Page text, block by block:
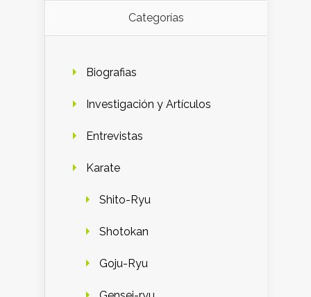
Categorías
Biografias
Investigación y Artículos
Entrevistas
Karate
Shito-Ryu
Shotokan
Goju-Ryu